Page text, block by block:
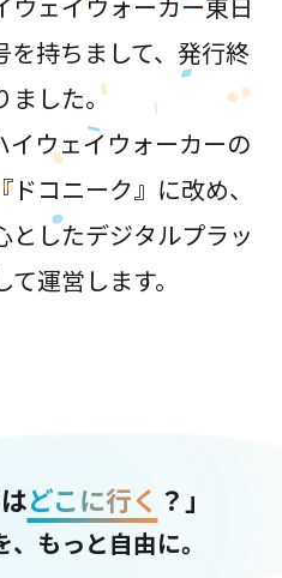
ウェイウォーカー東日
持ちまして、発行終
ました。
ウェイウォーカーの
コニーク』に改め、
したデジタルプラッ
運営します。
どこに行く ？」
もっと自由に。